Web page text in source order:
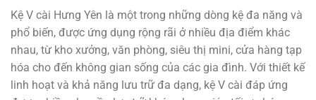
Kệ V cài Hưng Yên là một trong những dòng kệ đa năng và
phổ biến, được ứng dụng rộng rãi ở nhiều địa điểm khác
nhau, từ kho xưởng, văn phòng, siêu thị mini, cửa hàng tạp
hóa cho đến không gian sống của các gia đình. Với thiết kế
linh hoạt và khả năng lưu trữ đa dạng, kệ V cài đáp ứng